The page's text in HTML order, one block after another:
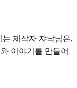
제작자 쟈낙님은,
이야기를 만들어